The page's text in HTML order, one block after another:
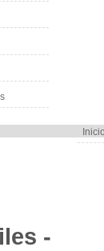
Inicio
-